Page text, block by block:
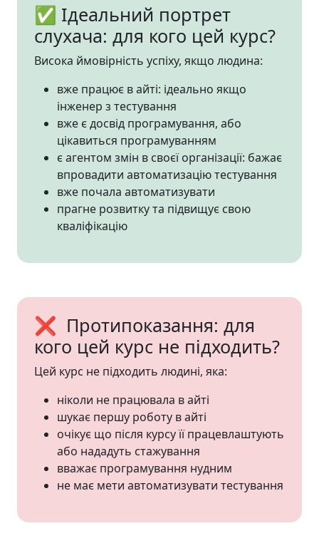
✅ Ідеальний портрет
слухача: для кого цей курс?
Висока ймовірність успіху, якщо людина:
вже працює в айті: ідеально якщо
інженер з тестування
вже є досвід програмування, або
цікавиться програмуванням
є агентом змін в своєї організації: бажає
впровадити автоматизацію тестування
вже почала автоматизувати
прагне розвитку та підвищує свою
кваліфікацію
❌ Протипоказання: для
кого цей курс не підходить?
Цей курс не підходить людині, яка:
ніколи не працювала в айті
шукає першу роботу в айті
очікує що після курсу її працевлаштують
або нададуть стажування
вважає програмування нудним
не має мети автоматизувати тестування